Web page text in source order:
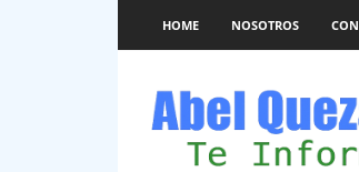
HOME NOSOTROS